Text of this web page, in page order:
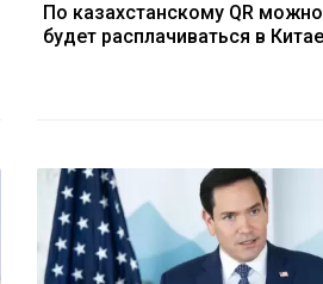
По казахстанскому QR можно
будет расплачиваться в Китае